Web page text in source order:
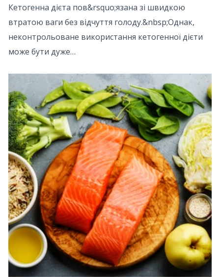
Кетогенна дієта пов&rsquo;язана зі швидкою
втратою ваги без відчуття голоду.&nbsp;Однак,
неконтрольоване використання кетогенної дієти
може бути дуже…